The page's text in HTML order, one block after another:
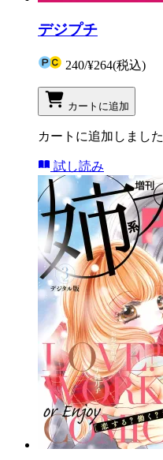
デジプチ
240/¥264(税込)
カートに追加
カートに追加しました
試し読み